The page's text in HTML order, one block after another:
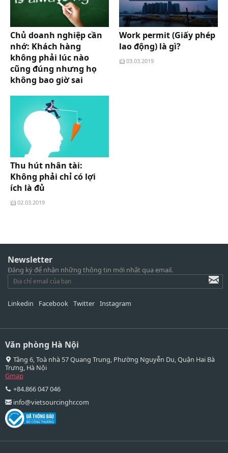
Chủ doanh nghiệp cần
nhớ: Khách hàng
không phải lúc nào
cũng đúng nhưng họ
không bao giờ sai
13.03.2019
Work permit (Giấy phép
lao động) là gì?
03.03.2019
Thu hút nhân tài:
Không phải chỉ có lợi
ích là đủ
02.03.2019
Newsletter
Đăng ký để nhận những thông tin mới nhất qua email.
Linkedin Facebook Twitter Instagram
Văn phòng Hà Nội
Tầng 6, Toà nhà 57 Quang Trung, Phường Nguyễn Du, Quận Hai Bà
Trưng, Hà Nội
Gmap
+84.866 047 046
info@vietsourcinghr.com